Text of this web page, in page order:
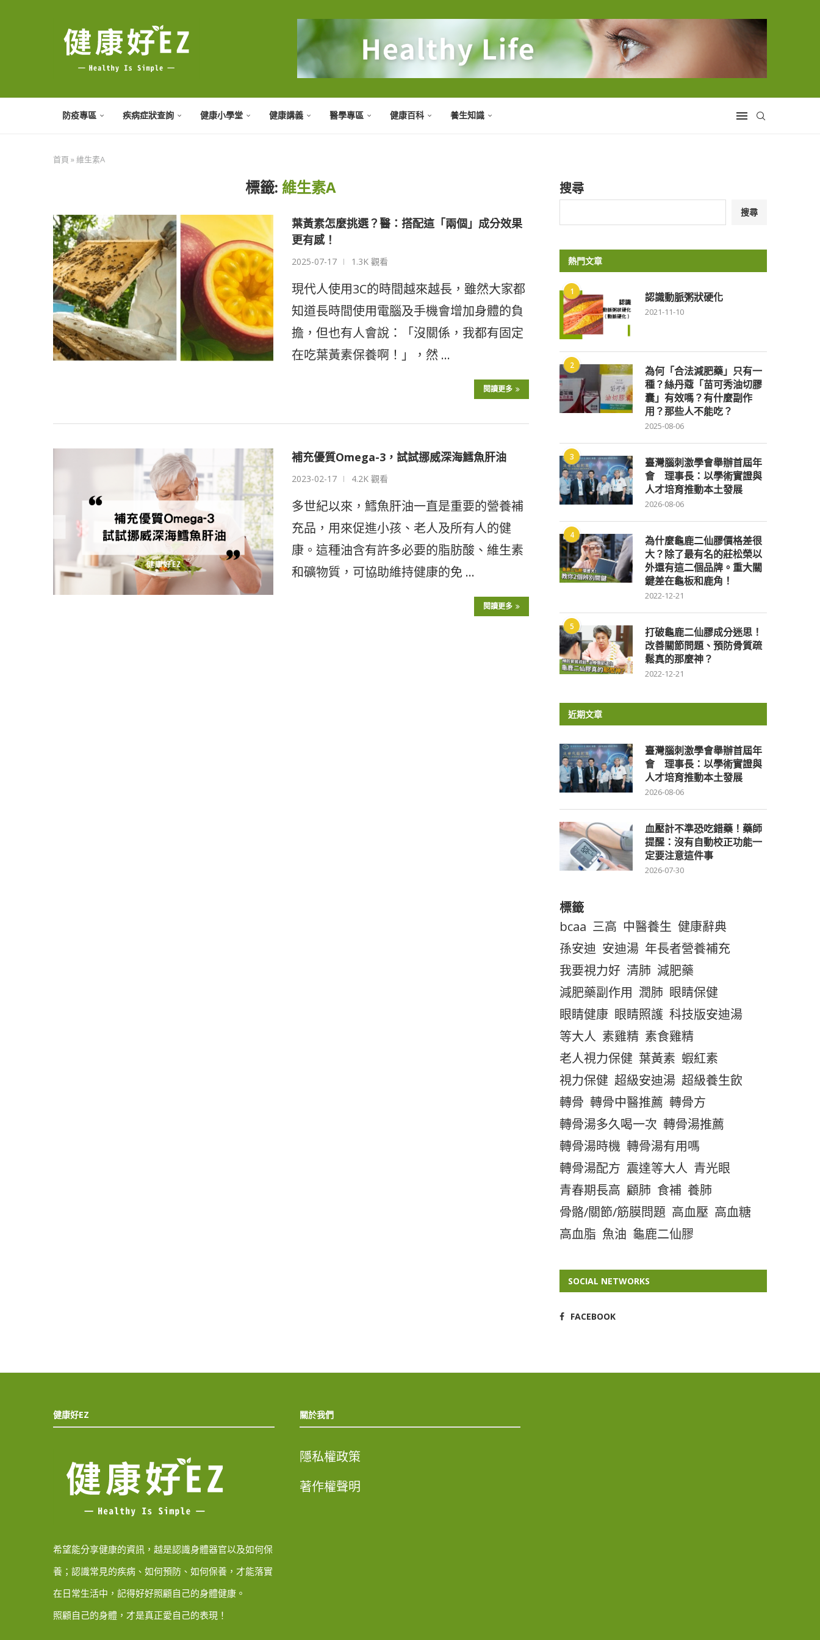
防疫專區 疾病症狀查詢 健康小學堂 健康講義 醫學專區 健康百科 養生知識
首頁 »維生素A
標籤: 維生素A
葉黃素怎麼挑選？醫：搭配這「兩個」成分效果
更有感！
2025-07-17 1.3K 觀看
現代人使用3C的時間越來越長，雖然大家都
知道長時間使用電腦及手機會增加身體的負
擔，但也有人會說：「沒關係，我都有固定
在吃葉黃素保養啊！」，然 …
閱讀更多
補充優質Omega-3，試試挪威深海鱈魚肝油
2023-02-17 4.2K 觀看
多世紀以來，鱈魚肝油一直是重要的營養補
充品，用來促進小孩、老人及所有人的健
康。這種油含有許多必要的脂肪酸、維生素
和礦物質，可協助維持健康的免 …
閱讀更多
搜尋
搜尋
熱門文章
1 認識動脈粥狀硬化
2021-11-10
2
為何「合法減肥藥」只有一
種？絲丹蔻「苗可秀油切膠
囊」有效嗎？有什麼副作
用？那些人不能吃？
2025-08-06
3
臺灣腦刺激學會舉辦首屆年
會 理事長：以學術實證與
人才培育推動本土發展
2026-08-06
4
為什麼龜鹿二仙膠價格差很
大？除了最有名的莊松榮以
外還有這二個品牌。重大關
鍵差在龜板和鹿角！
2022-12-21
5
打破龜鹿二仙膠成分迷思！
改善關節問題、預防骨質疏
鬆真的那麼神？
2022-12-21
近期文章
臺灣腦刺激學會舉辦首屆年
會 理事長：以學術實證與
人才培育推動本土發展
2026-08-06
血壓計不準恐吃錯藥！藥師
提醒：沒有自動校正功能一
定要注意這件事
2026-07-30
標籤
bcaa 三高 中醫養生 健康辭典
孫安迪 安迪湯 年長者營養補充
我要視力好 清肺 減肥藥
減肥藥副作用 潤肺 眼睛保健
眼睛健康 眼睛照護 科技版安迪湯
等大人 素雞精 素食雞精
老人視力保健 葉黃素 蝦紅素
視力保健 超級安迪湯 超級養生飲
轉骨 轉骨中醫推薦 轉骨方
轉骨湯多久喝一次 轉骨湯推薦
轉骨湯時機 轉骨湯有用嗎
轉骨湯配方 震達等大人 青光眼
青春期長高 顧肺 食補 養肺
骨骼/關節/筋膜問題 高血壓 高血糖
高血脂 魚油 龜鹿二仙膠
SOCIAL NETWORKS
FACEBOOK
健康好EZ
希望能分享健康的資訊，越是認識身體器官以及如何保
養；認識常見的疾病、如何預防、如何保養，才能落實
在日常生活中，記得好好照顧自己的身體健康。
照顧自己的身體，才是真正愛自己的表現！
關於我們
隱私權政策
著作權聲明